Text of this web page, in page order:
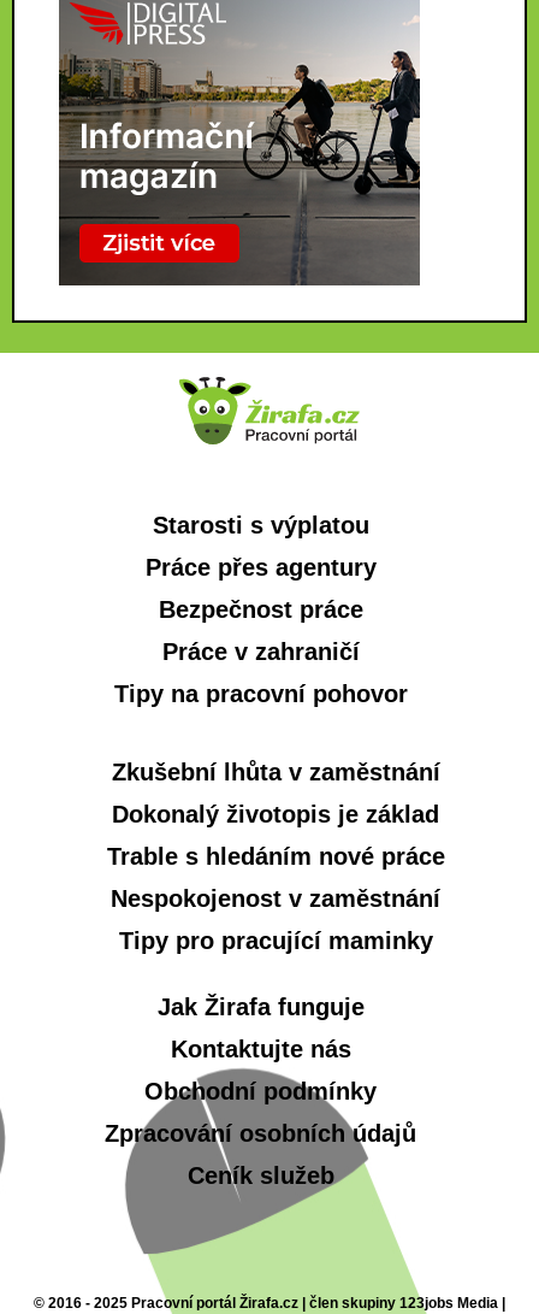
Starosti s výplatou
Práce přes agentury
Bezpečnost práce
Práce v zahraničí
Tipy na pracovní pohovor
Zkušební lhůta v zaměstnání
Dokonalý životopis je základ
Trable s hledáním nové práce
Nespokojenost v zaměstnání
Tipy pro pracující maminky
Jak Žirafa funguje
Kontaktujte nás
Obchodní podmínky
Zpracování osobních údajů
Ceník služeb
© 2016 - 2025 Pracovní portál Žirafa.cz | člen skupiny 123jobs Media |